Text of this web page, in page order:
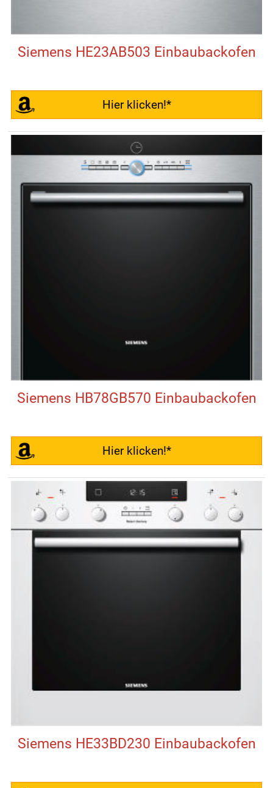
Siemens HE23AB503 Einbaubackofen
Hier klicken!*
Siemens HB78GB570 Einbaubackofen
Hier klicken!*
Siemens HE33BD230 Einbaubackofen